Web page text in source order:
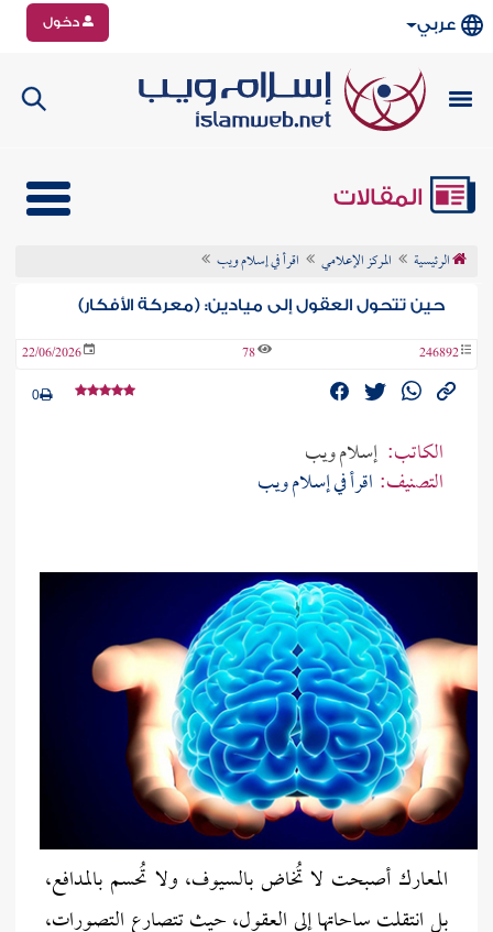
عربي دخول
المقالات
الرئيسية المركز الإعلامي اقرأ في إسلام ويب
حين تتحول العقول إلى ميادين: (معركة الأفكار)
246892
78
22/06/2026
0
الكاتب: إسلام ويب
التصنيف: اقرأ في إسلام ويب
المعارك أصبحت لا تُخاض بالسيوف، ولا تُحسم بالمدافع،
بل انتقلت ساحاتها إلى العقول، حيث تتصارع التصورات،